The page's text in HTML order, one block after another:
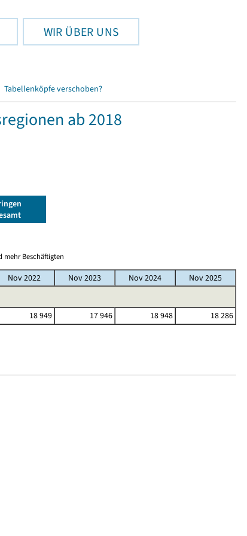
WIR ÜBER UNS
Tabellenköpfe verschoben?
ab 2018
mehr Beschäftigten
Nov 2022 Nov 2023 Nov 2024 Nov 2025
18 949 17 946 18 948 18 286